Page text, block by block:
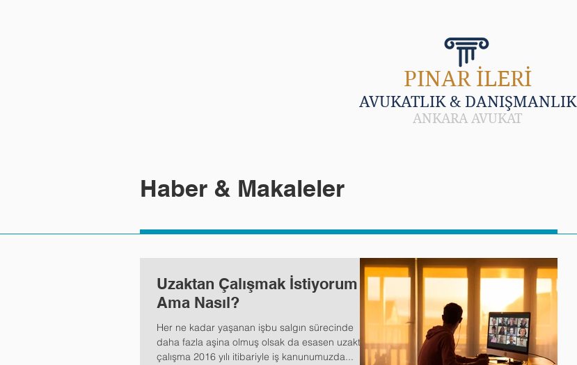
PINAR İLERİ
AVUKATLIK & DANIŞMANLIK
ANKARA AVUKAT
Haber & Makaleler
Uzaktan Çalışmak İstiyorum
Ama Nasıl?
Her ne kadar yaşanan işbu salgın sürecinde
daha fazla aşina olmuş olsak da esasen uzaktan
çalışma 2016 yılı itibariyle iş kanunumuzda...